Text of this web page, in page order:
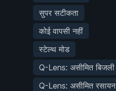
सुपर सटीकता
कोई वापसी नहीं
स्टेल्थ मोड
Q-Lens: असीमित बिजली
Q-Lens: असीमित रसायन